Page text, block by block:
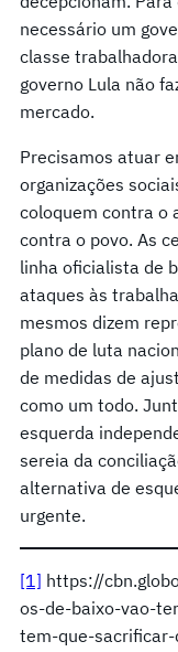
necessário um
classe
governo Lula não
mercado.
Precisamos atuar
organizações
coloquem contra o
contra o povo. As
linha oficialista de
ataques às
mesmos dizem
plano de luta
de medidas de
como um todo.
esquerda
sereia da
alternativa de
urgente.
[1] https://
os-de-baixo-vao-
tem-que-